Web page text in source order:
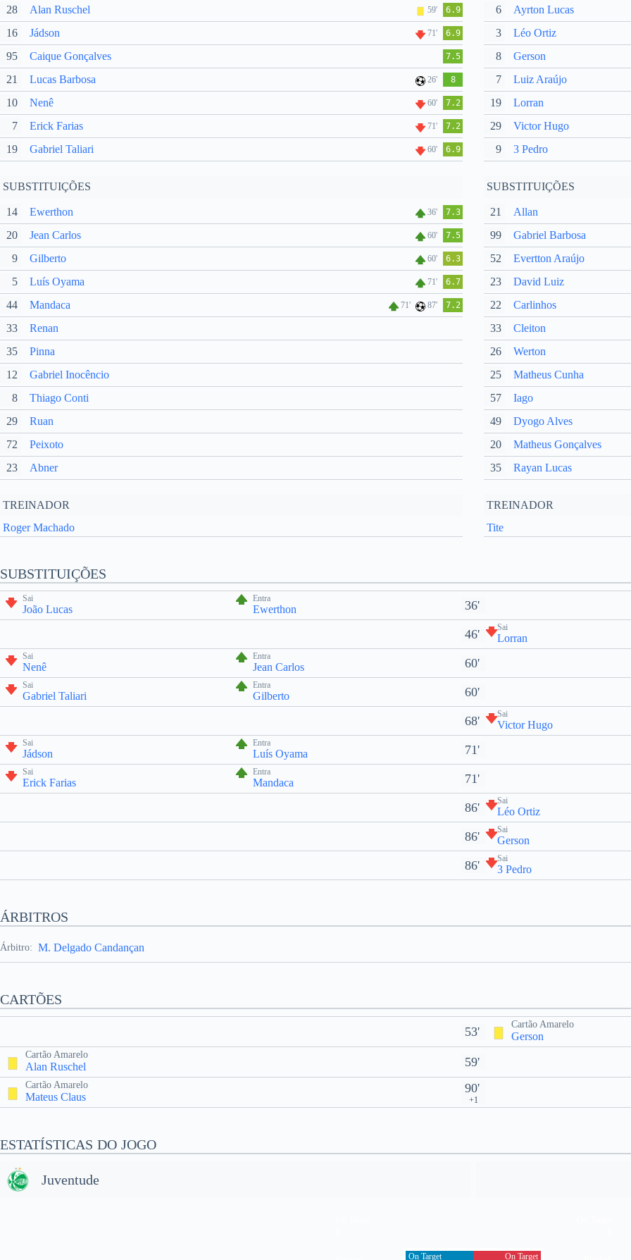
28 Alan Ruschel 59' 6.9
16 Jádson 71' 6.9
95 Caique Gonçalves 7.5
21 Lucas Barbosa 26' 8
10 Nenê 60' 7.2
7 Erick Farias 71' 7.2
19 Gabriel Taliari 60' 6.9
SUBSTITUIÇÕES
14 Ewerthon 36' 7.3
20 Jean Carlos 60' 7.5
9 Gilberto 60' 6.3
5 Luís Oyama 71' 6.7
44 Mandaca 71' 87' 7.2
33
Renan
35
Pinna
12
Gabriel Inocêncio
8
Thiago Conti
29
Ruan
72
Peixoto
23
Abner
TREINADOR
Roger Machado
6 Ayrton Lucas
3 Léo Ortiz
8 Gerson
7 Luiz Araújo
19 Lorran
29 Victor Hugo
9 3 Pedro
SUBSTITUIÇÕES
21 Allan
99 Gabriel Barbosa
52 Evertton Araújo
23 David Luiz
22 Carlinhos
33
Cleiton
26
Werton
25
Matheus Cunha
57
Iago
49
Dyogo Alves
20
Matheus Gonçalves
35
Rayan Lucas
TREINADOR
Tite
SUBSTITUIÇÕES
Sai
João Lucas
Entra
Ewerthon 36'
46' Sai
Lorran
Sai
Nenê
Entra
Jean Carlos 60'
Sai
Gabriel Taliari
Entra
Gilberto 60'
68' Sai
Victor Hugo
Sai
Jádson
Entra
Luís Oyama 71'
Sai
Erick Farias
Entra
Mandaca 71'
86' Sai
Léo Ortiz
86' Sai
Gerson
86' Sai
3 Pedro
ÁRBITROS
Árbitro: M. Delgado Candançan
CARTÕES
53'
Cartão Amarelo
Gerson
Cartão Amarelo
Alan Ruschel 59'
Cartão Amarelo
Mateus Claus
90'
+1
ESTATÍSTICAS DO JOGO
Juventude
On Target On Target